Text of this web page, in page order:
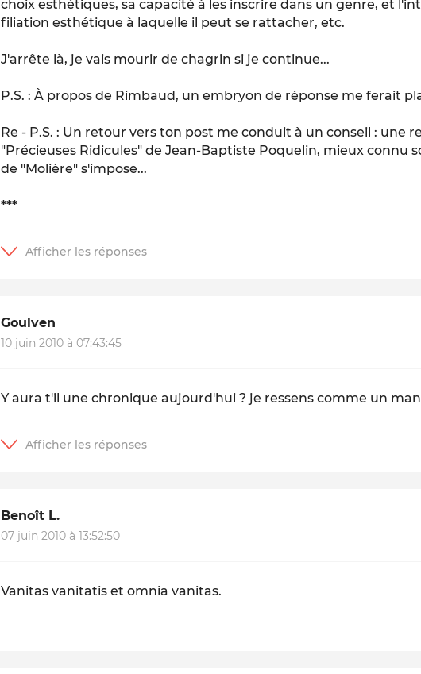
choix esthétiques, sa capacité à les inscrire dans un genre, et
filiation esthétique à laquelle il peut se rattacher, etc.
J'arrête là, je vais mourir de chagrin si je continue...
P.S. : À propos de Rimbaud, un embryon de réponse me ferait
Re - P.S. : Un retour vers ton post me conduit à un conseil : une
"Précieuses Ridicules" de Jean-Baptiste Poquelin, mieux connu
de "Molière" s'impose...
***
Goulven
10 juin 2010 à 07:43:45
Y aura t'il une chronique aujourd'hui ? je ressens comme un
Benoît L.
07 juin 2010 à 13:52:50
Vanitas vanitatis et omnia vanitas.